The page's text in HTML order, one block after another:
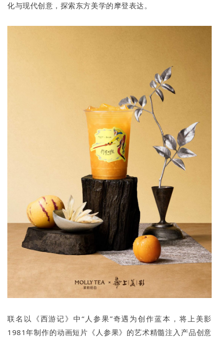
化与现代创意，探索东方美学的摩登表达。
联名以《西游记》中“人参果”奇遇为创作蓝本，将上美影
1981年制作的动画短片《人参果》的艺术精髓注入产品创意